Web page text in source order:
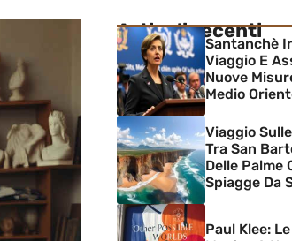
Articoli recenti
Santanchè
Viaggio E
Nuove
Medio
Viaggio
Tra San
Delle Palme
Spiagge Da
Paul Klee: